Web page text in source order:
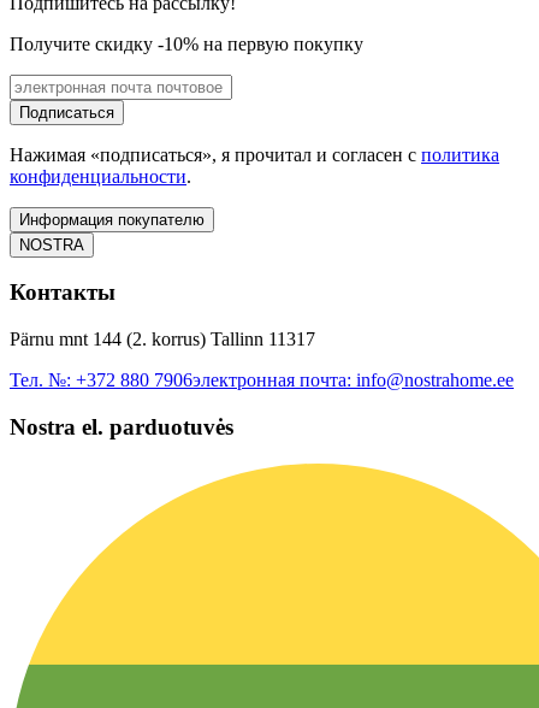
Получите скидку -10% на первую покупку
Подписаться
Нажимая «подписаться», я прочитал и согласен с политика
конфиденциальности.
Информация покупателю
NOSTRA
Контакты
Pärnu mnt 144 (2. korrus) Tallinn 11317
Тел. №: +372 880 7906электронная почта: info@nostrahome.ee
Nostra el. parduotuvės